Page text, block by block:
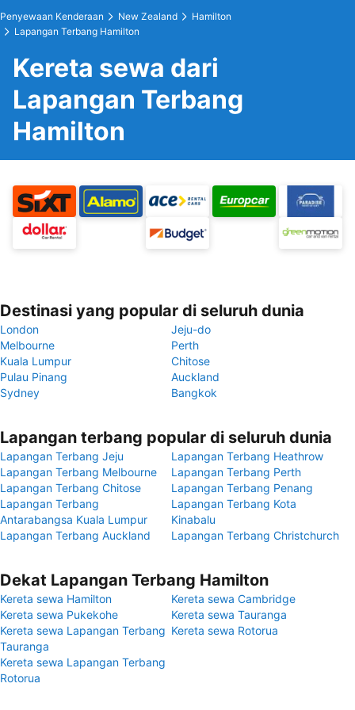
Penyewaan Kenderaan New Zealand
Hamilton
Lapangan Terbang Hamilton
Kereta sewa dari
Lapangan Terbang
Hamilton
Destinasi yang popular di seluruh dunia
London
Jeju-do
Melbourne
Perth
Kuala Lumpur
Chitose
Pulau Pinang
Auckland
Sydney
Bangkok
Lapangan terbang popular di seluruh dunia
Lapangan Terbang Jeju
Lapangan Terbang Heathrow
Lapangan Terbang Melbourne
Lapangan Terbang Perth
Lapangan Terbang Chitose
Lapangan Terbang Penang
Lapangan Terbang
Antarabangsa Kuala Lumpur
Lapangan Terbang Kota
Kinabalu
Lapangan Terbang Auckland
Lapangan Terbang Christchurch
Dekat Lapangan Terbang Hamilton
Kereta sewa Hamilton
Kereta sewa Cambridge
Kereta sewa Pukekohe
Kereta sewa Tauranga
Kereta sewa Lapangan Terbang
Tauranga
Kereta sewa Rotorua
Kereta sewa Lapangan Terbang
Rotorua